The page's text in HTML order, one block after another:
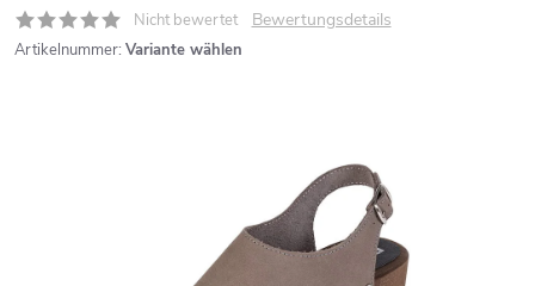
Nicht bewertet Bewertungsdetails
Artikelnummer: Variante wählen